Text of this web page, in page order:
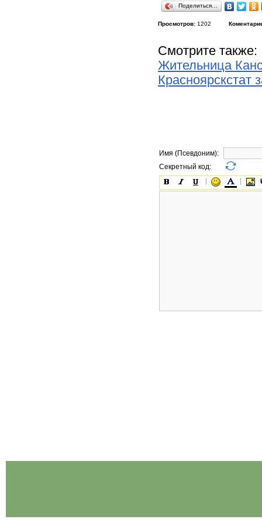
Поделиться…
Просмотров: 1202
Смотрите также:
Жительница
Красноярскстат
Имя (Псевдоним):
Секретный код: